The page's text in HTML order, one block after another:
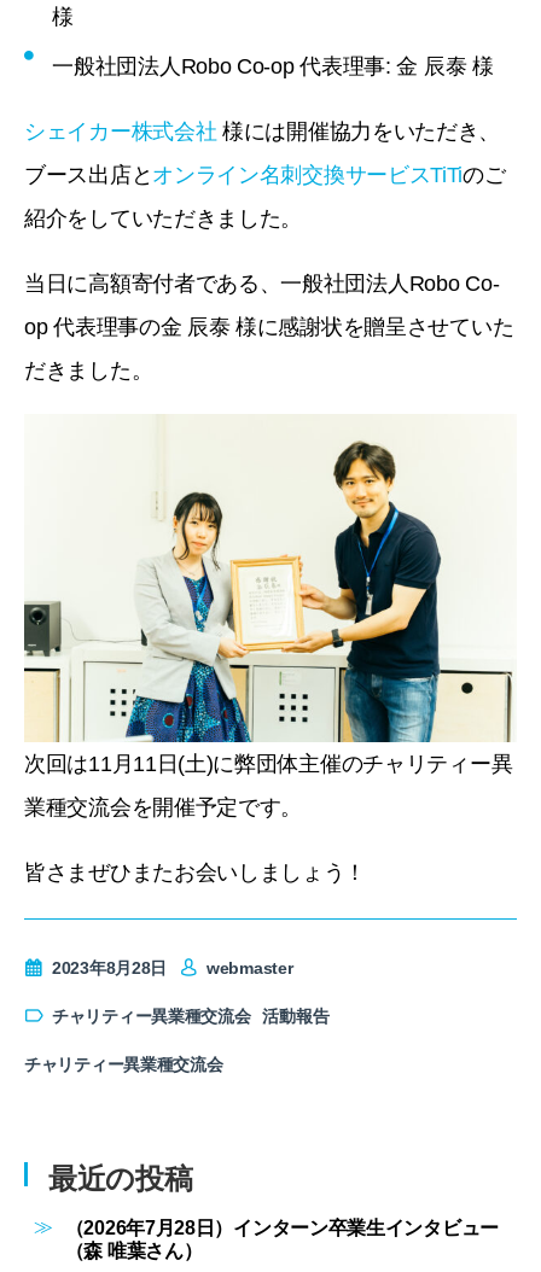
最近の投稿
（2026年7月28日）インターン卒業生インタビュー
（森 唯葉さん）
様
一般社団法人Robo Co-op 代表理事: 金 辰泰 様
シェイカー株式会社 様には開催協力をいただき、
ブース出店と オンライン名刺交換サービスTiTiのご
紹介をしていただきました。
当日に高額寄付者である、一般社団法人Robo Co-
op 代表理事の金 辰泰 様に感謝状を贈呈させていた
だきました。
次回は11月11日(土)に弊団体主催のチャリティー異
業種交流会を開催予定です。
皆さまぜひまたお会いしましょう！
2023年8月28日 webmaster
チャリティー異業種交流会 活動報告
チャリティー異業種交流会